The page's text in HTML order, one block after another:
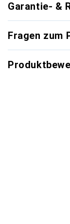
Garantie- &
Fragen zum